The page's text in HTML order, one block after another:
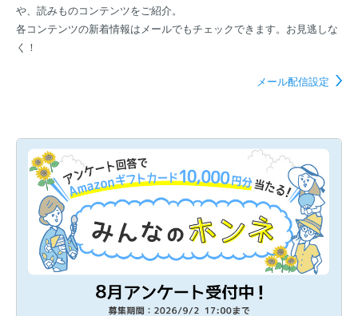
や、読みものコンテンツをご紹介。
各コンテンツの新着情報はメールでもチェックできます。お見逃しな
く！
メール配信設定